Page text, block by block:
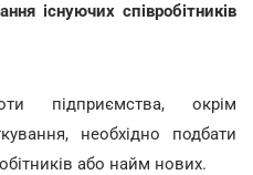
існуючих співробітників
підприємства, окрім
необхідно подбати
або найм нових.